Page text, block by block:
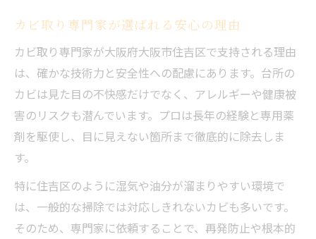
カビ取り専門家が選ばれる安心の理由
カビ取り専門家が大阪府大阪市住吉区で支持される理由
は、確かな技術力と安全性への配慮にあります。台所の
カビは見た目の不快感だけでなく、アレルギーや健康被
害のリスクも潜んでいます。プロは長年の経験と専用薬
剤を駆使し、目に見えない箇所まで徹底的に除去しま
す。
特に住吉区のように湿気や油分が溜まりやすい環境で
は、一般的な掃除では対応しきれないカビも多いです。
そのため、専門家に依頼することで、再発防止や根本的